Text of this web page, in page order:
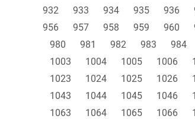
932
933 934 935 936
956
957 958 959 960
980
981 982 983 984
1003
1004 1005 1006
1023
1024 1025 1026
1043
1044 1045 1046
1063
1064 1065 1066